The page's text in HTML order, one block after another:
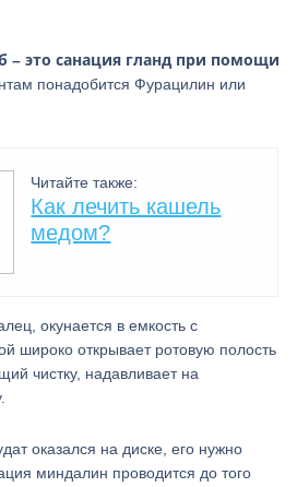
– это санация гланд при помощи
понадобится Фурацилин или
Читайте также:
Как лечить кашель
медом?
окунается в емкость с
широко открывает ротовую полость
чистку, надавливает на
оказался на диске, его нужно
миндалин проводится до того